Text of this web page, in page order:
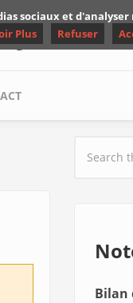
Search
Bilan
sociaux et
Plus Refuser